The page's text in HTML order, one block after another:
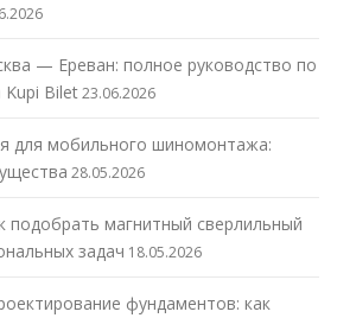
— Ереван: полное руководство по
Kupi Bilet23.06.2026
для мобильного шиномонтажа:
28.05.2026
подобрать магнитный сверлильный
задач 18.05.2026
фундаментов: как